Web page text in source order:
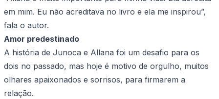
em mim. Eu não acreditava no livro e ela me inspirou”,
fala o autor.
Amor predestinado
A história de Junoca e Allana foi um desafio para os
dois no passado, mas hoje é motivo de orgulho, muitos
olhares apaixonados e sorrisos, para firmarem a
relação.